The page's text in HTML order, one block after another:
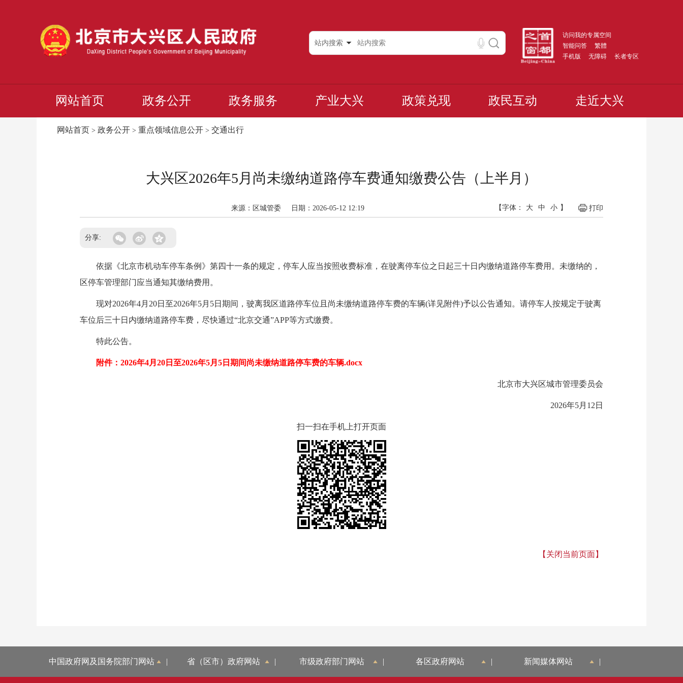
访问我的专属空间
智能问答
繁體
手机版
无障碍 长者专区
站内搜索
网站首页 政务公开 政务服务 产业大兴 政策兑现 政民互动 走近大兴
网站首页 > 政务公开 > 重点领域信息公开 > 交通出行
大兴区2026年5月尚未缴纳道路停车费通知缴费公告（上半月）
来源：区城管委 日期：2026-05-12 12:19 打印
【字体： 大 中 小 】
分享:
依据《北京市机动车停车条例》第四十一条的规定，停车人应当按照收费标准，在驶离停车位之日起三十日内缴纳道路停车费用。未缴纳的，
区停车管理部门应当通知其缴纳费用。
现对2026年4月20日至2026年5月5日期间，驶离我区道路停车位且尚未缴纳道路停车费的车辆(详见附件)予以公告通知。请停车人按规定于驶离
车位后三十日内缴纳道路停车费，尽快通过“北京交通”APP等方式缴费。
特此公告。
附件：2026年4月20日至2026年5月5日期间尚未缴纳道路停车费的车辆.docx
北京市大兴区城市管理委员会
2026年5月12日
扫一扫在手机上打开页面
【关闭当前页面】
中国政府网及国务院部门网站 | 省（区市）政府网站 | 市级政府部门网站 | 各区政府网站 | 新闻媒体网站 |